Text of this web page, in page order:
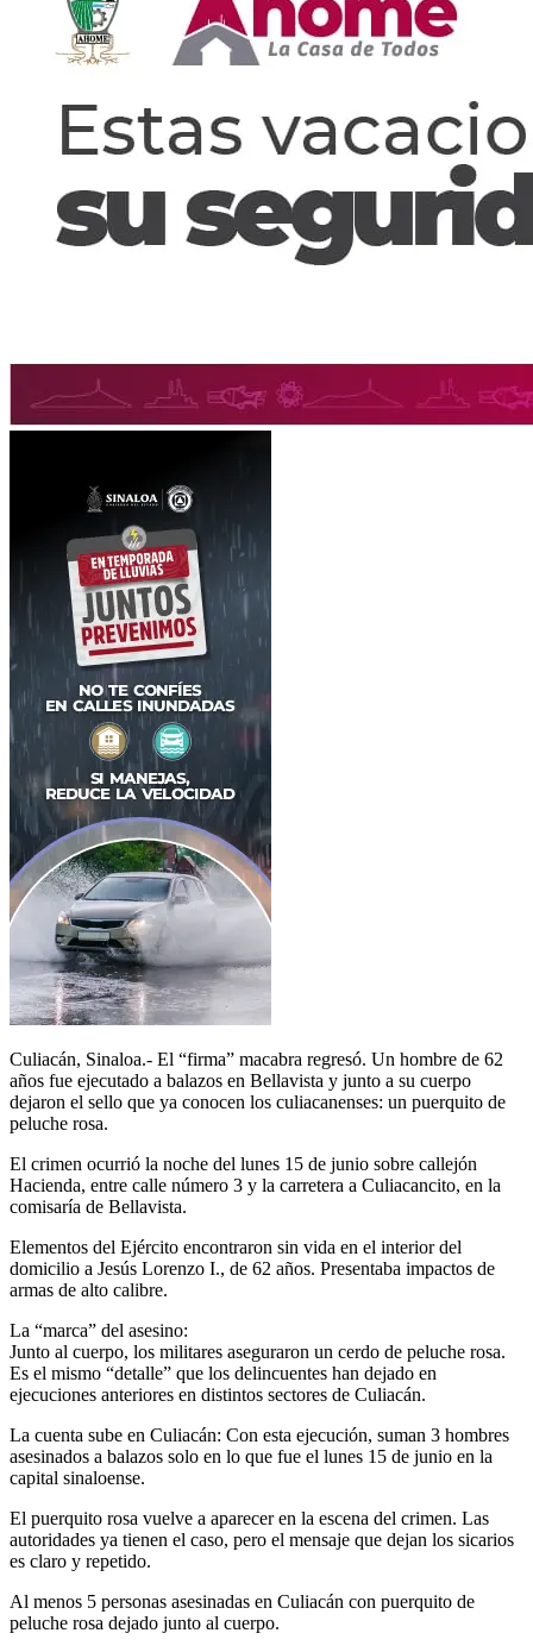
Culiacán, Sinaloa.- El “firma” macabra regresó. Un hombre de 62
años fue ejecutado a balazos en Bellavista y junto a su cuerpo
dejaron el sello que ya conocen los culiacanenses: un puerquito de
peluche rosa.
El crimen ocurrió la noche del lunes 15 de junio sobre callejón
Hacienda, entre calle número 3 y la carretera a Culiacancito, en la
comisaría de Bellavista.
Elementos del Ejército encontraron sin vida en el interior del
domicilio a Jesús Lorenzo I., de 62 años. Presentaba impactos de
armas de alto calibre.
La “marca” del asesino:
Junto al cuerpo, los militares aseguraron un cerdo de peluche rosa.
Es el mismo “detalle” que los delincuentes han dejado en
ejecuciones anteriores en distintos sectores de Culiacán.
La cuenta sube en Culiacán: Con esta ejecución, suman 3 hombres
asesinados a balazos solo en lo que fue el lunes 15 de junio en la
capital sinaloense.
El puerquito rosa vuelve a aparecer en la escena del crimen. Las
autoridades ya tienen el caso, pero el mensaje que dejan los sicarios
es claro y repetido.
Al menos 5 personas asesinadas en Culiacán con puerquito de
peluche rosa dejado junto al cuerpo.